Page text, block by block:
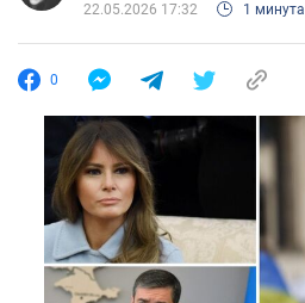
22.05.2026 17:32 1 минута
0